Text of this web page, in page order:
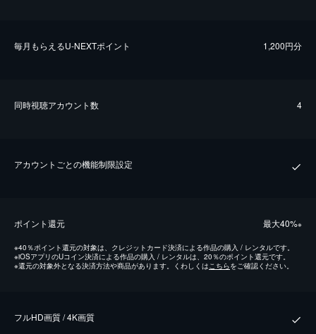
毎⽉もらえるU-NEXTポイント 1,200円分
同時視聴アカウント数 4
アカウントごとの機能制限設定
ポイント還元 最⼤40%※
※40％ポイント還元の対象は、クレジットカード決済による作品の購入 / レンタルです。
※iOSアプリのUコイン決済による作品の購入 / レンタルは、20％のポイント還元です。
※還元の対象外となる決済方法や商品があります。くわしくはこちらをご確認ください。
フルHD画質 / 4K画質